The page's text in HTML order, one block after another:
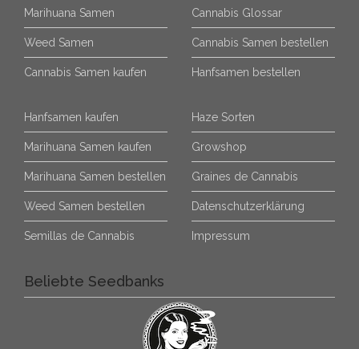
Marihuana Samen
Weed Samen
Cannabis Samen kaufen
Cannabis Glossar
Cannabis Samen bestellen
Hanfsamen bestellen
Hanfsamen kaufen
Marihuana Samen kaufen
Marihuana Samen bestellen
Weed Samen bestellen
Semillas de Cannabis
Haze Sorten
Growshop
Graines de Cannabis
Datenschutzerklärung
Impressum
Beliebte Seedbanks